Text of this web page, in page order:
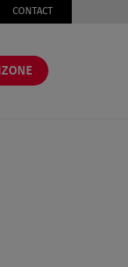
CONTACT